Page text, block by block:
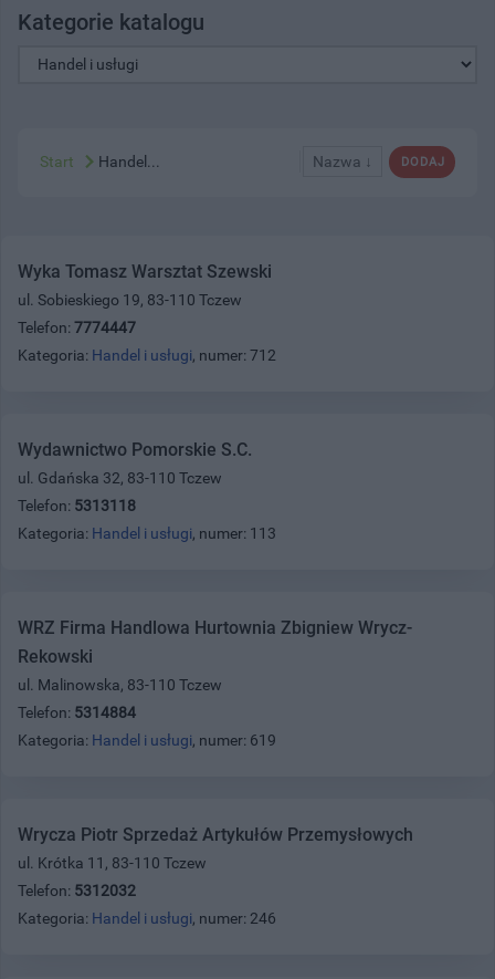
Kategorie katalogu
DODAJ
Nazwa ↓
Start Handel...
Wyka Tomasz Warsztat Szewski
ul. Sobieskiego 19, 83-110 Tczew
Telefon: 7774447
Kategoria: Handel i usługi, numer: 712
Wydawnictwo Pomorskie S.C.
ul. Gdańska 32, 83-110 Tczew
Telefon: 5313118
Kategoria: Handel i usługi, numer: 113
WRZ Firma Handlowa Hurtownia Zbigniew Wrycz-
Rekowski
ul. Malinowska, 83-110 Tczew
Telefon: 5314884
Kategoria: Handel i usługi, numer: 619
Wrycza Piotr Sprzedaż Artykułów Przemysłowych
ul. Krótka 11, 83-110 Tczew
Telefon: 5312032
Kategoria: Handel i usługi, numer: 246